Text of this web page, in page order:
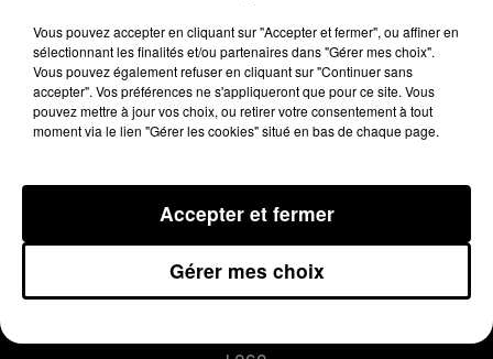
MENTIONS LÉGALES
CONDITIONS GÉNÉRALES D’UTILISATION
Vous pouvez accepter en cliquant sur "Accepter et fermer", ou affiner en
sélectionnant les finalités et/ou partenaires dans "Gérer mes choix".
Vous pouvez également refuser en cliquant sur "Continuer sans
accepter". Vos préférences ne s'appliqueront que pour ce site. Vous
pouvez mettre à jour vos choix, ou retirer votre consentement à tout
moment via le lien "Gérer les cookies" situé en bas de chaque page.
Gérer mes choix
Accepter et fermer